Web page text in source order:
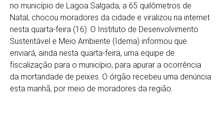
no município de Lagoa Salgada, a 65 quilômetros de
Natal, chocou moradores da cidade e viralizou na internet
nesta quarta-feira (16). O Instituto de Desenvolvimento
Sustentável e Meio Ambiente (Idema) informou que
enviará, ainda nesta quarta-feira, uma equipe de
fiscalização para o município, para apurar a ocorrência
da mortandade de peixes. O órgão recebeu uma denúncia
esta manhã, por meio de moradores da região.